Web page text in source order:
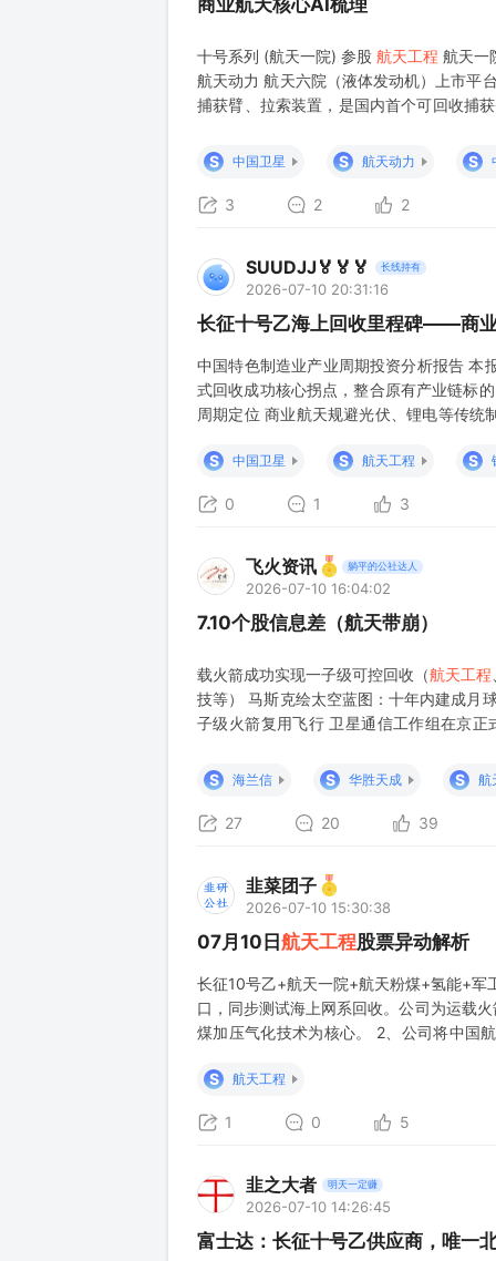
商业航天核心AI梳理
十号系列 (航天一院) 参股 航天工程 航天一
航天动力 航天六院（液体发动机）上市平
捕获臂、拉索装置，是国内首个可回收捕
商。 长征十二号系列
S 中国卫星 S 航天动力 S
3 2 2
SUUDJJ🏅🏅🏅 长线持有
2026-07-10 20:31:16
长征十号乙海上回收里程碑——商
中国特色制造业产业周期投资分析报告 本
式回收成功核心拐点，整合原有产业链标
周期定位 商业航天规避光伏、锂电等传
周期，不存在行业性产能过剩。 产业链价
S 中国卫星 S 航天工程 S
0 1 3
飞火资讯 躺平的公社达人
2026-07-10 16:04:02
7.10个股信息差（航天带崩）
载火箭成功实现一子级可控回收（航天工程
技等） 马斯克绘太空蓝图：十年内建成月
子级火箭复用飞行 卫星通信工作组在京
料、锐明技术、中通国脉等） 绿色
S 海兰信 S 华胜天成 S 航
27 20 39
韭菜团子
2026-07-10 15:30:38
07月10日 航天工程股票异动解析
长征10号乙+航天一院+航天粉煤+氢能+
口，同步测试海上网系回收。公司为运载
煤加压气化技术为核心。 2、公司将中国
的航天炉市占率超50%以上。目前新
S 航天工程
1 0 5
韭之大者 明天一定赚
2026-07-10 14:26:45
富士达：长征十号乙供应商，唯一